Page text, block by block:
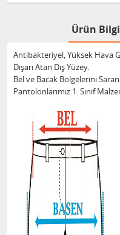
Ürün
Antibakteriyel, Yüksek Hava
Dışarı Atan Dış Yüzey.
Bel ve Bacak Bölgelerini Saran
Pantolonlarımız 1. Sınıf